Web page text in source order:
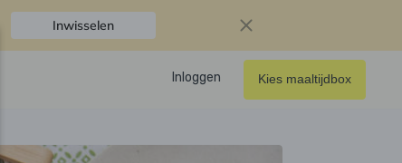
Inwisselen
Inloggen Kies maaltijdbox